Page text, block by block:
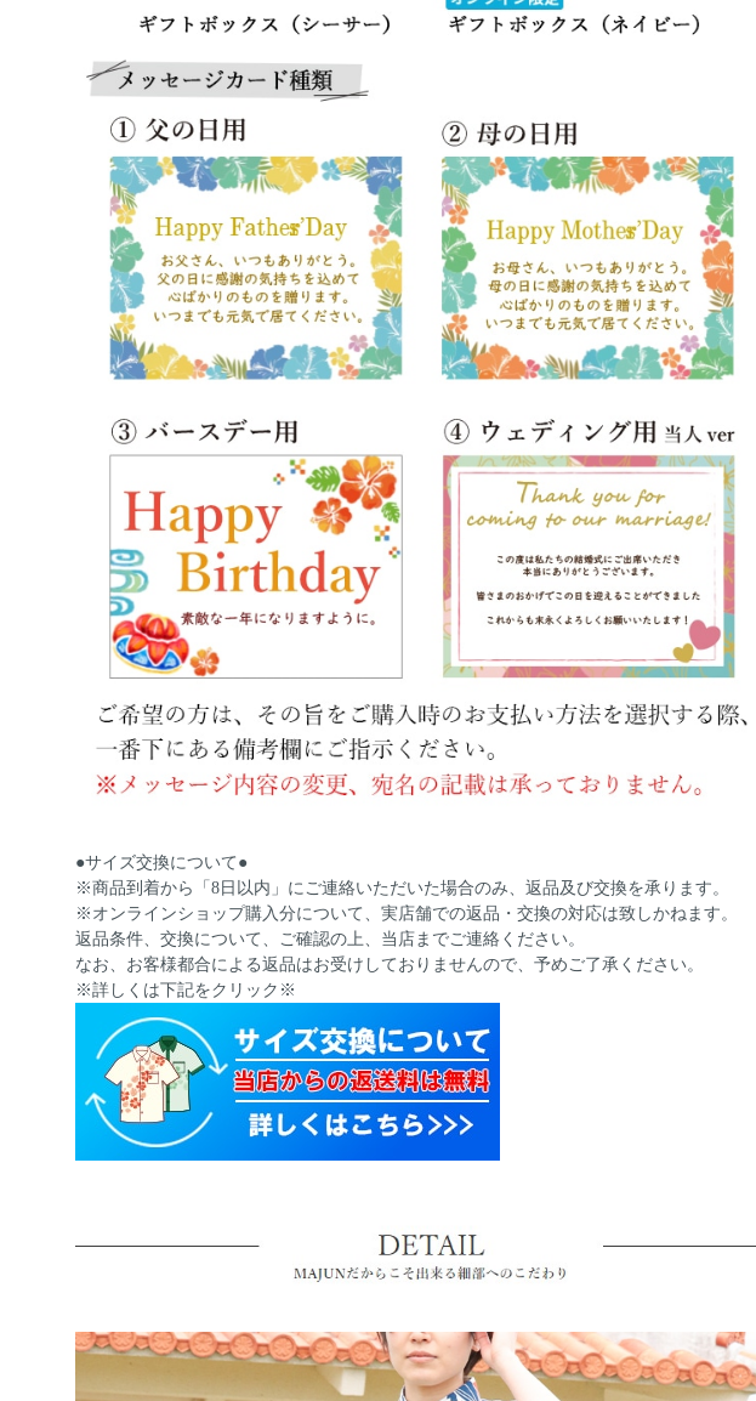
●サイズ交換について●
※商品到着から「8日以内」にご連絡いただいた場合のみ、返品及び交換を承ります。
※オンラインショップ購入分について、実店舗での返品・交換の対応は致しかねます。
返品条件、交換について、ご確認の上、当店までご連絡ください。
なお、お客様都合による返品はお受けしておりませんので、予めご了承ください。
※詳しくは下記をクリック※